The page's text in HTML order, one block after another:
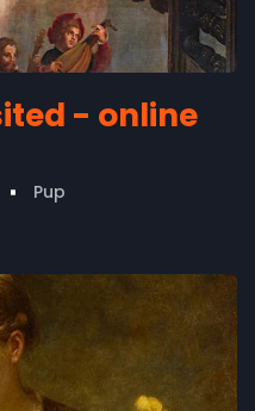
- online
Pup